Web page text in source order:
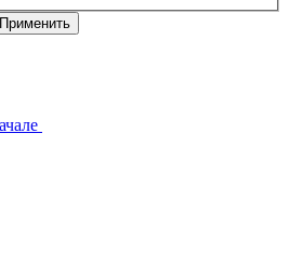
Применить